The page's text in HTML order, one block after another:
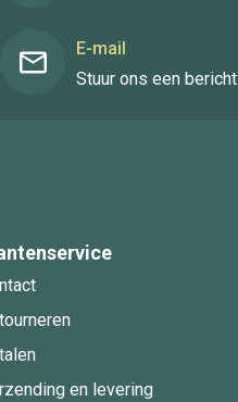
E-mail
Stuur ons een bericht
en levering